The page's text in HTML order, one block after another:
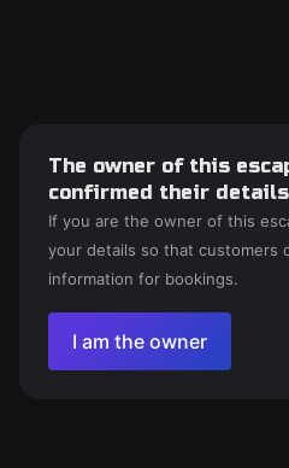
The owner of this
confirmed their
If you are the owner of this
your details so that customers
information for bookings.
I am the owner